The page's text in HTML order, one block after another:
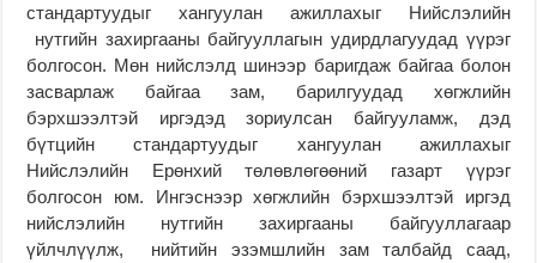
стандартуудыг хангуулан ажиллахыг Нийслэлийн
нутгийн захиргааны байгууллагын удирдлагуудад үүрэг
болгосон. Мөн нийслэлд шинээр баригдаж байгаа болон
засварлаж байгаа зам, барилгуудад хөгжлийн
бэрхшээлтэй иргэдэд зориулсан байгууламж, дэд
бүтцийн стандартуудыг хангуулан ажиллахыг
Нийслэлийн Ерөнхий төлөвлөгөөний газарт үүрэг
болгосон юм. Ингэснээр хөгжлийн бэрхшээлтэй иргэд
нийслэлийн нутгийн захиргааны байгууллагаар
үйлчлүүлж, нийтийн эзэмшлийн зам талбайд саад,